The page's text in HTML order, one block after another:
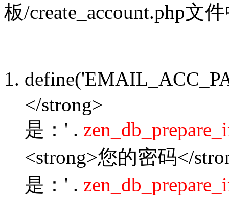
板/create_account.php文
</strong>
是：' .
<strong>您的密码</
是：' .